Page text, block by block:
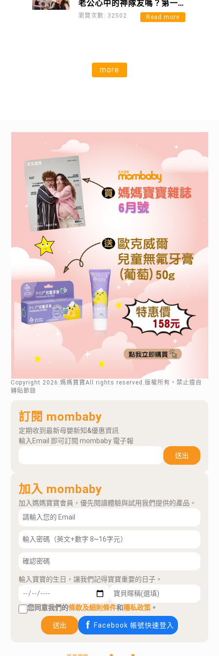
老公心中的神隊友嗎？第一
名讓另一半超有面子！
瀏覽次數: 32502 Read more
more
Copyright 2026 .媽媽寶寶All rights reserved.版權所有，禁止擅自
轉貼節錄
訂閱 mombaby
定期收到最新母嬰新知&優惠資訊
輸入Email 即可訂閱 mombaby 電子報
送出
加入 mombaby
加入媽媽寶寶會員，優先閱讀體驗與試用我們提供的產品。
輸入寶寶的生日，讓我們記得寶寶重要的日子。
您同意我們的條款及細則條件和隱私政策 。
送出 Facebook 帳號快速登入